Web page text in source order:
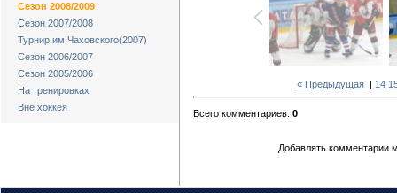
Сезон 2008/2009
Сезон 2007/2008
Турнир им.Чаховского(2007)
Сезон 2006/2007
Сезон 2005/2006
На тренировках
Вне хоккея
« Предыдущая| 14
Всего комментариев: 0
Добавлять комментарии